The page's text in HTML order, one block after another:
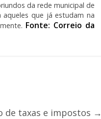
da rede municipal de
que já estudam na
Fonte: Correio da
de taxas e impostos →